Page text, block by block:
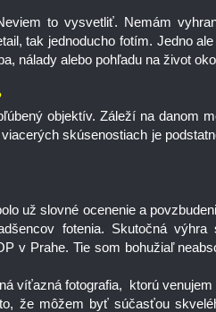
to vysvetliť. Nemám
tak jednoducho fotím. Jedno
nálady alebo pohľadu na život
objektív. Záleží na danom
skúsenostiach je
už slovné ocenenie a
fotenia. Skutočná
v Prahe. Tie som bohužiaľ
víťazná fotografia, ktorú venujem
že môžem byť súčasťou